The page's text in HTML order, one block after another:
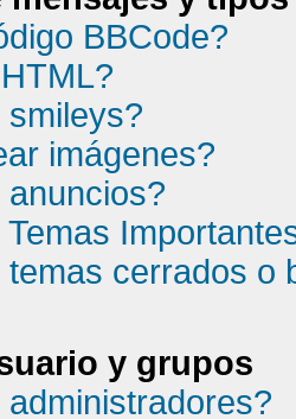
BBCode?
imágenes?
cerrados o
y grupos